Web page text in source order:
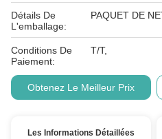
Détails De
L'emballage:
PAQUET DE
Conditions De
Paiement:
T/T,
Obtenez Le Meilleur Prix
Les Informations Détaillées